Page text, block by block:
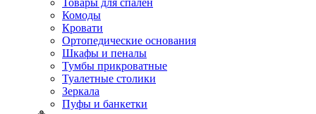
Товары для спален
Комоды
Кровати
Ортопедические основания
Шкафы и пеналы
Тумбы прикроватные
Туалетные столики
Зеркала
Пуфы и банкетки